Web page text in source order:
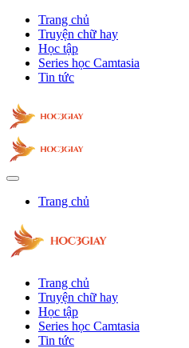
Trang chủ
Truyện chữ hay
Học tập
Series học Camtasia
Tin tức
Trang chủ
Trang chủ
Truyện chữ hay
Học tập
Series học Camtasia
Tin tức